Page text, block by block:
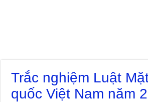
Trắc nghiệm Luật
quốc Việt Nam năm